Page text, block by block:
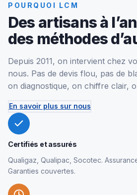
POURQUOI LCM
Des artisans à
des méthodes
Depuis 2011, on intervient chez
nous. Pas de devis flou, pas de
on diagnostique, on chiffre clair,
En savoir plus sur nous
Certifiés et assurés
Qualigaz, Qualipac, Socotec.
Garanties couvertes.